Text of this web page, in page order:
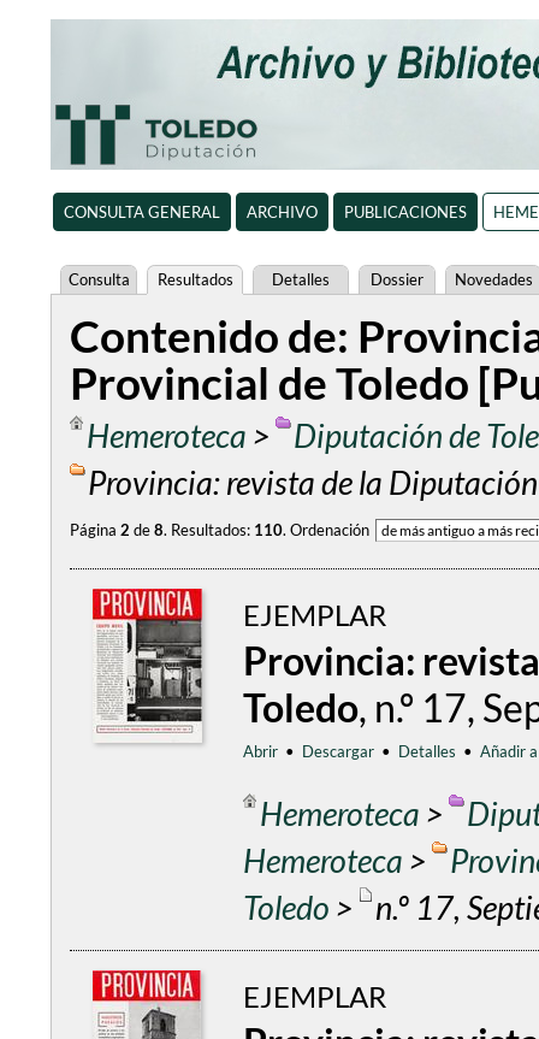
CONSULTA GENERAL ARCHIVO PUBLICACIONES
Consulta Resultados Detalles Dossier Novedades
Contenido de:
Provincial de Toledo
Hemeroteca >
Diputación de
Provincia: revista de la
Página 2 de8. Resultados: 110. Ordenación
EJEMPLAR
Provincia:
Toledo, n.º 17,
Abrir • Descargar • Detalles • Añadir
Hemeroteca >
Hemeroteca >
Toledo > n.º 17,
EJEMPLAR